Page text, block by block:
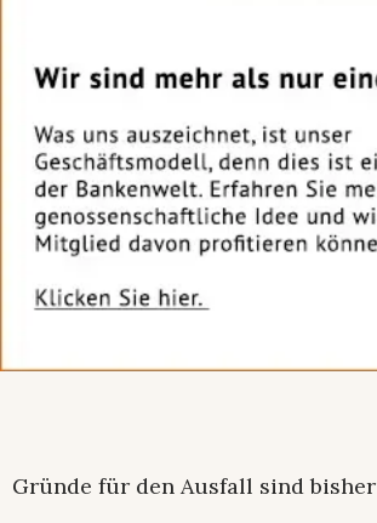
Gründe für den Ausfall sind